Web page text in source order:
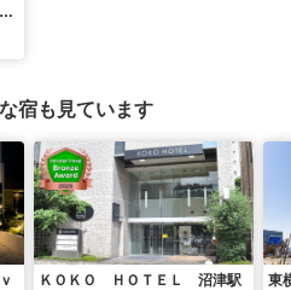
宿も見ています
ＫＯＫＯ ＨＯＴＥＬ 沼津駅
東